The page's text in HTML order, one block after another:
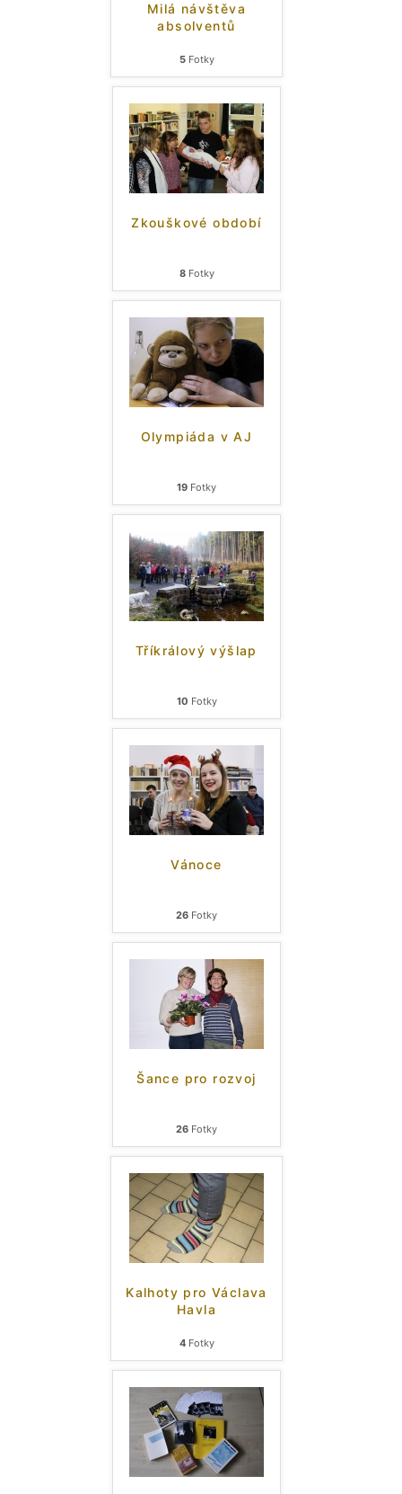
Milá návštěva
absolventů
5Fotky
Zkouškové období
8Fotky
Olympiáda v AJ
19 Fotky
Tříkrálový výšlap
10 Fotky
Vánoce
26 Fotky
Šance pro rozvoj
26 Fotky
Kalhoty pro Václava
Havla
4Fotky